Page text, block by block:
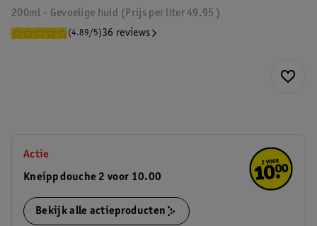
200ml - Gevoelige huid 49.95
Prijs per liter
(4.89/5)36 reviews
Actie
Kneipp douche 2 voor 10.00
Bekijk alle actieproducten